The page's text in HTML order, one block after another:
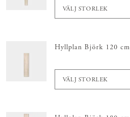
VÄLJ STORLEK
Hyllplan Björk 120 cm
VÄLJ STORLEK